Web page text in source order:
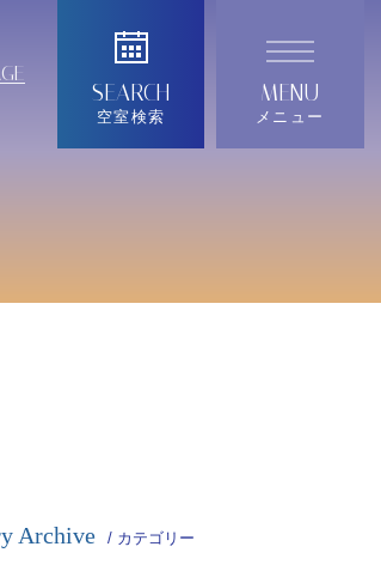
空室検索 メニュー
Archive / カテゴリー